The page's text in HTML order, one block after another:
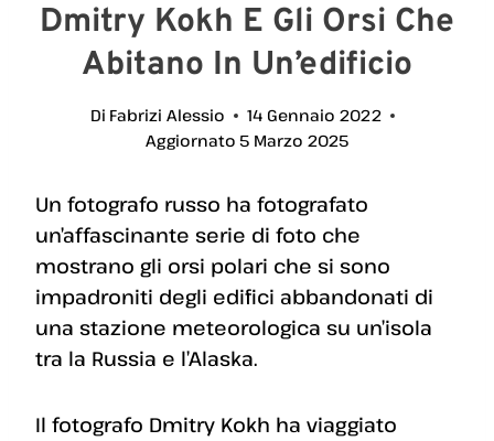
Dmitry Kokh E Gli Orsi Che
Abitano In Un’edificio
Di Fabrizi Alessio
14 Gennaio 2022
Aggiornato 5 Marzo 2025
Un fotografo russo ha fotografato
un’affascinante serie di foto che
mostrano gli orsi polari che si sono
impadroniti degli edifici abbandonati di
una stazione meteorologica su un’isola
tra la Russia e l’Alaska.
Il fotografo Dmitry Kokh ha viaggiato